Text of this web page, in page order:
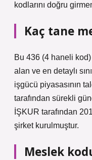
kodlarını doğru
Kaç tane
Bu 436 (4 haneli
alan ve en detaylı
işgücü piyasasının
tarafından sürekli
İŞKUR tarafından
şirket kurulmuştur.
Meslek